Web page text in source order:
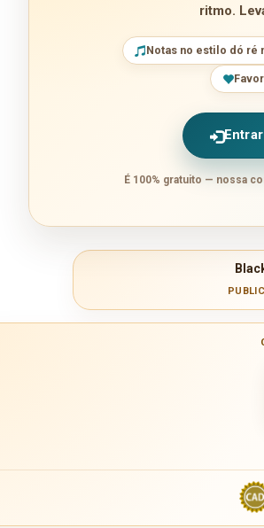
ritmo.
Notas no estilo dó ré
É 100% gratuito — nossa